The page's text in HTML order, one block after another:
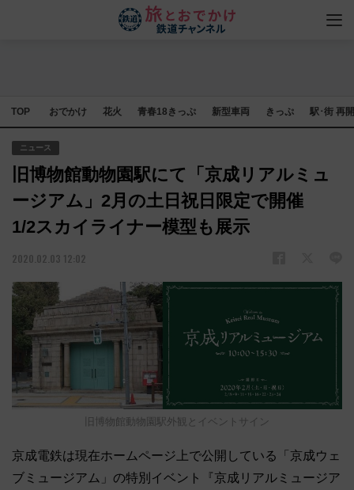
TOP おでかけ 花火 青春18きっぷ 新型車両 きっぷ 駅･街 再
ニュース
旧博物館動物園駅にて「京成リアルミュ
ージアム」2月の土日祝日限定で開催
1/2スカイライナー模型も展示
2020.02.03 12:02
旧博物館動物園駅外観とイベントサイン
京成電鉄は現在ホームページ上で公開している「京成ウェ
ブミュージアム」の特別イベント『京成リアルミュージア